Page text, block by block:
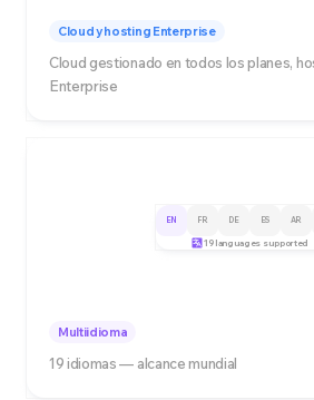
Cloud y hosting Enterprise
Cloud gestionado en todos los planes,
Enterprise
EN FR DE ES AR
19 languages supported
Multiidioma
19 idiomas — alcance mundial